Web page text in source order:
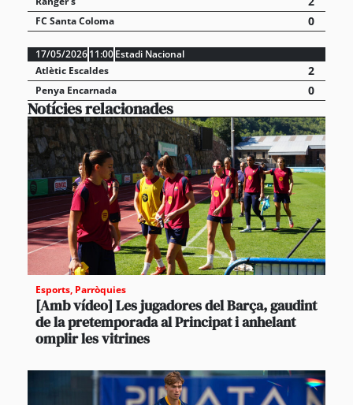
FC Santa Coloma 0
17/05/202611:00Estadi Nacional
Atlètic Escaldes
2
Penya Encarnada 0
Notícies relacionades
Esports, Parròquies
[Amb vídeo] Les jugadores del Barça, gaudint
de la pretemporada al Principat i anhelant
omplir les vitrines